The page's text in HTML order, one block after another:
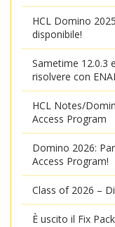
HCL Domino
disponibile!
Sametime 12.0.3
risolvere con
HCL Notes/
Access Program
Domino 2026:
Access Program!
Class of 2026 –
È uscito il Fix